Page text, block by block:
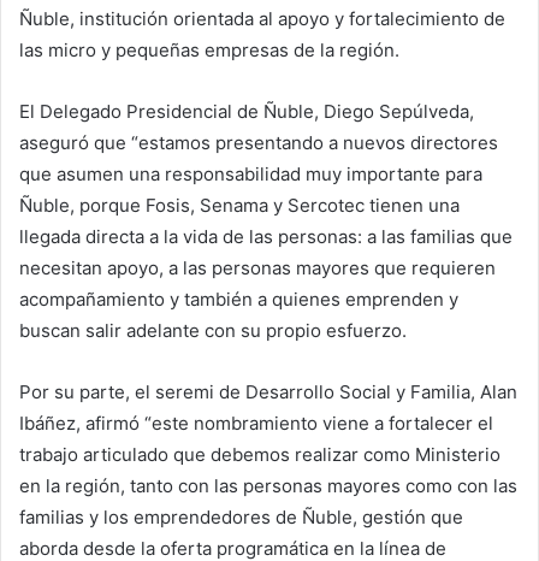
Ñuble, institución orientada al apoyo y fortalecimiento de
las micro y pequeñas empresas de la región.
El Delegado Presidencial de Ñuble, Diego Sepúlveda,
aseguró que “estamos presentando a nuevos directores
que asumen una responsabilidad muy importante para
Ñuble, porque Fosis, Senama y Sercotec tienen una
llegada directa a la vida de las personas: a las familias que
necesitan apoyo, a las personas mayores que requieren
acompañamiento y también a quienes emprenden y
buscan salir adelante con su propio esfuerzo.
Por su parte, el seremi de Desarrollo Social y Familia, Alan
Ibáñez, afirmó “este nombramiento viene a fortalecer el
trabajo articulado que debemos realizar como Ministerio
en la región, tanto con las personas mayores como con las
familias y los emprendedores de Ñuble, gestión que
aborda desde la oferta programática en la línea de